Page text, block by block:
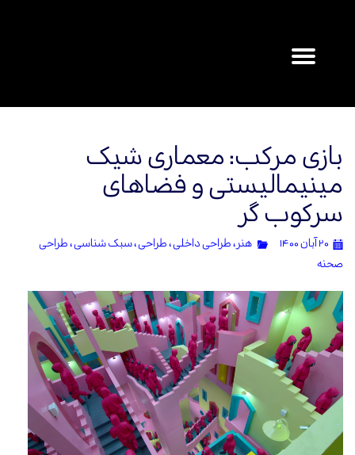
بازی مرکب: معماری شیک
مینیمالیستی و فضاهای
سرکوب گر
۲۰ آبان ۱۴۰۰ هنر،طراحی داخلی،طراحی،سبک شناسی،طراحی‌
صحنه